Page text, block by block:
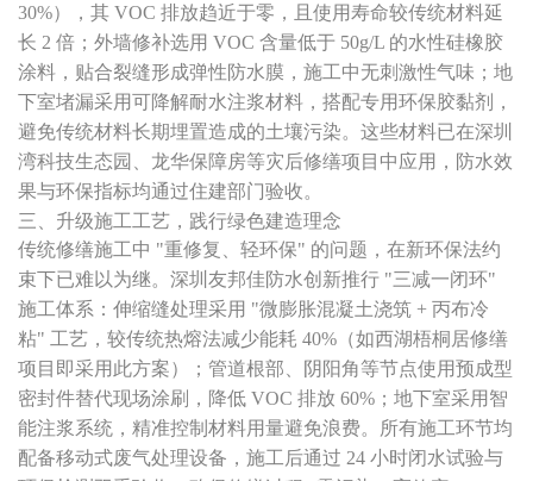
30%），其 VOC 排放趋近于零，且使用寿命较传统材料延
长 2 倍；外墙修补选用 VOC 含量低于 50g/L 的水性硅橡胶
涂料，贴合裂缝形成弹性防水膜，施工中无刺激性气味；地
下室堵漏采用可降解耐水注浆材料，搭配专用环保胶黏剂，
避免传统材料长期埋置造成的土壤污染。这些材料已在深圳
湾科技生态园、龙华保障房等灾后修缮项目中应用，防水效
果与环保指标均通过住建部门验收。
三、升级施工工艺，践行绿色建造理念
传统修缮施工中 "重修复、轻环保" 的问题，在新环保法约
束下已难以为继。深圳友邦佳防水创新推行 "三减一闭环"
施工体系：伸缩缝处理采用 "微膨胀混凝土浇筑 + 丙布冷
粘" 工艺，较传统热熔法减少能耗 40%（如西湖梧桐居修缮
项目即采用此方案）；管道根部、阴阳角等节点使用预成型
密封件替代现场涂刷，降低 VOC 排放 60%；地下室采用智
能注浆系统，精准控制材料用量避免浪费。所有施工环节均
配备移动式废气处理设备，施工后通过 24 小时闭水试验与